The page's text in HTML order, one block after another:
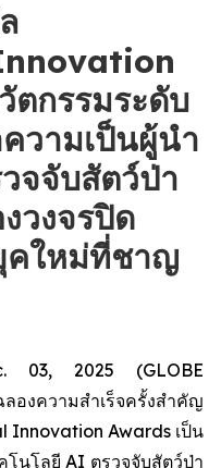
ตกรรมระดับ
วามเป็นผู้นำ
จจับสัตว์ป่า
วงจรปิด
คใหม่ที่ชาญ
03, 2025 (GLOBE
องความสำเร็จครั้งสำคัญ
Innovation Awards เป็น
นโลยี AI ตรวจจับสัตว์ป่า